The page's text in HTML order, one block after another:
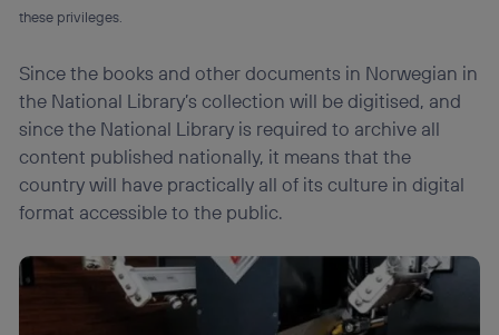
these privileges.
Since the books and other documents in Norwegian in
the National Library’s collection will be digitised, and
since the National Library is required to archive all
content published nationally, it means that the
country will have practically all of its culture in digital
format accessible to the public.